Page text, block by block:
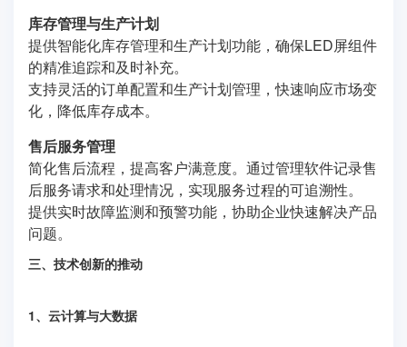
库存管理与生产计划
提供智能化库存管理和生产计划功能，确保LED屏组件
的精准追踪和及时补充。
支持灵活的订单配置和生产计划管理，快速响应市场变
化，降低库存成本。
售后服务管理
简化售后流程，提高客户满意度。通过管理软件记录售
后服务请求和处理情况，实现服务过程的可追溯性。
提供实时故障监测和预警功能，协助企业快速解决产品
问题。
三、技术创新的推动
1、云计算与大数据